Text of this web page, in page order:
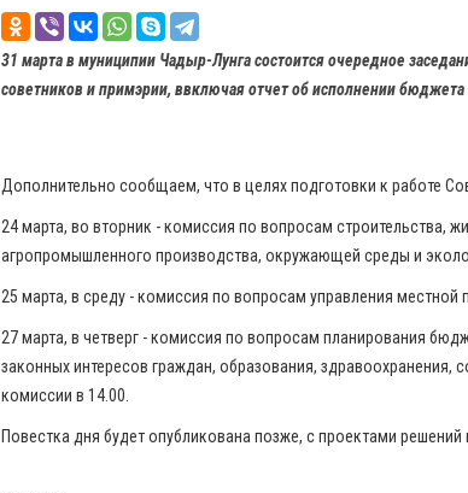
31 марта в муниципии Чадыр-Лунга состоится очередное
советников и примэрии, ввключая отчет об исполнении бюджета
Дополнительно сообщаем, что в целях подготовки к работе
24 марта, во вторник - комиссия по вопросам строительства,
агропромышленного производства, окружающей среды и
25 марта, в среду - комиссия по вопросам управления
27 марта, в четверг - комиссия по вопросам планирования
законных интересов граждан, образования,
комиссии в 14.00.
Повестка дня будет опубликована позже, с проектами